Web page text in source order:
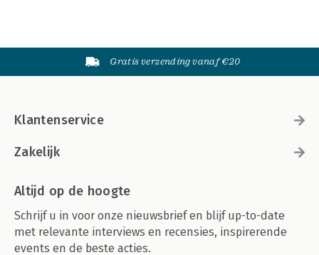
Gratis verzending vanaf €20
Klantenservice
Zakelijk
Altijd op de hoogte
Schrijf u in voor onze nieuwsbrief en blijf up-to-date
met relevante interviews en recensies, inspirerende
events en de beste acties.